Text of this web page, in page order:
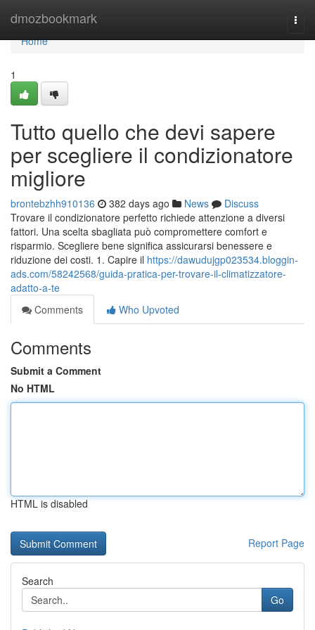
dmozbookmark
Home
Home
1
Tutto quello che devi sapere
per scegliere il condizionatore
migliore
brontebzhh910136 382 days ago News
Discuss
Trovare il condizionatore perfetto richiede attenzione a diversi
fattori. Una scelta sbagliata può compromettere comfort e
risparmio. Scegliere bene significa assicurarsi benessere e
riduzione dei costi. 1. Capire il https://dawudujgp023534.bloggin-
ads.com/58242568/guida-pratica-per-trovare-il-climatizzatore-
adatto-a-te
Comments
Who Upvoted
Comments
Submit a Comment
No HTML
HTML is disabled
Report Page
Search
Go